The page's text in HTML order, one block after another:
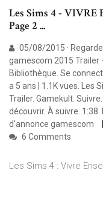
Les Sims 4 - VIVRE
Page 2 ...
05/08/2015 ·
gamescom 2015 Trailer
Bibliothèque. Se
a 5 ans | 1.1K vues. Les
Trailer. Gamekult.
découvrir. À suivre.
d'annonce gamescom
6 Comments
Les Sims 4 : Vivre